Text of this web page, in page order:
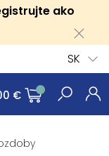
ako
SK
€